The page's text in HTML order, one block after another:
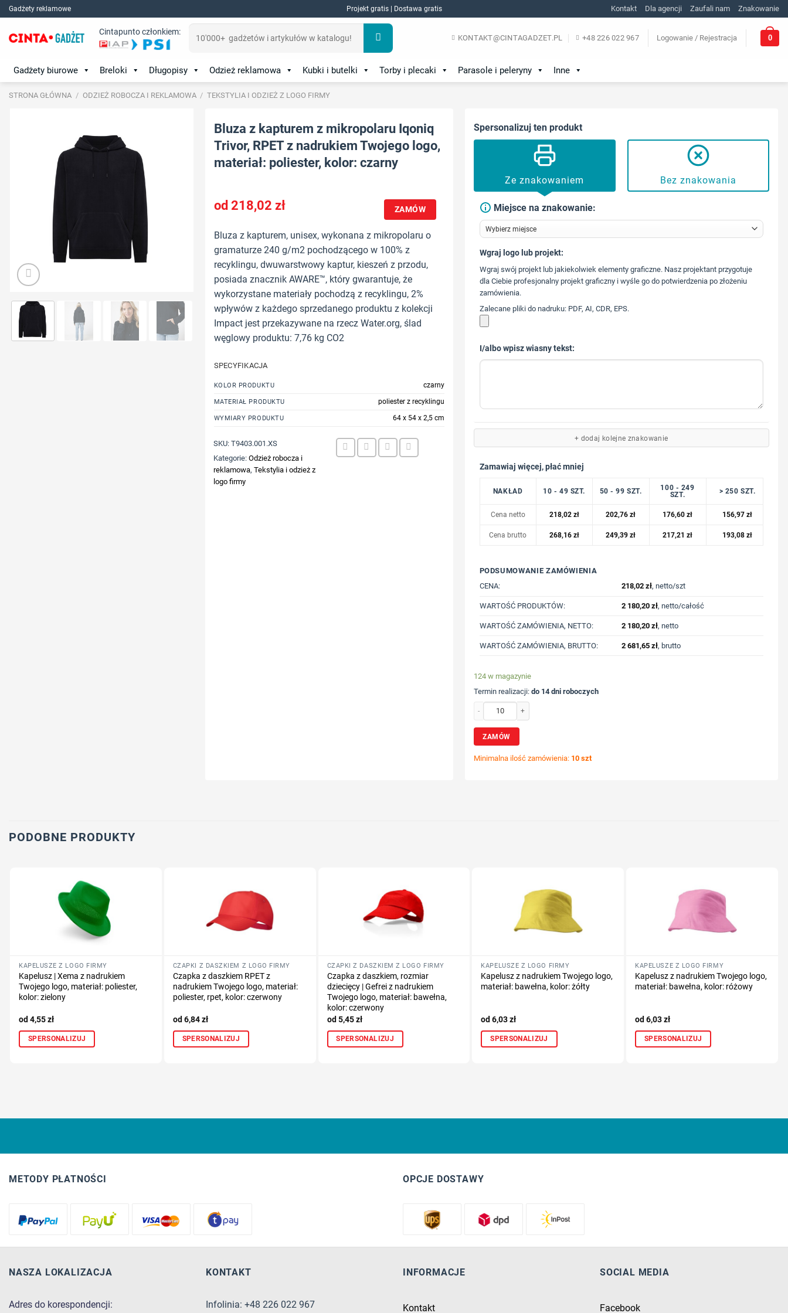
Skip
to
content
Gadżety reklamowe Projekt gratis | Dostawa gratis Kontakt Dla agencji Zaufali nam Znakowanie
Cintapunto członkiem:
KONTAKT@CINTAGADZET.PL +48 226 022 967 Logowanie / Rejestracja 0
Gadżety biurowe Breloki Długopisy Odzież reklamowa Kubki i butelki Torby i plecaki Parasole i peleryny Inne
STRONA GŁÓWNA / ODZIEŻ ROBOCZA I REKLAMOWA / TEKSTYLIA I ODZIEŻ Z LOGO FIRMY
Bluza z kapturem z mikropolaru Iqoniq
Trivor, RPET z nadrukiem Twojego logo,
materiał: poliester, kolor: czarny
218,02 zł ZAMÓW
Bluza z kapturem, unisex, wykonana z mikropolaru o
gramaturze 240 g/m2 pochodzącego w 100% z
recyklingu, dwuwarstwowy kaptur, kieszeń z przodu,
posiada znacznik AWARE™, który gwarantuje, że
wykorzystane materiały pochodzą z recyklingu, 2%
wpływów z każdego sprzedanego produktu z kolekcji
Impact jest przekazywane na rzecz Water.org, ślad
węglowy produktu: 7,76 kg CO2
SPECYFIKACJA
KOLOR PRODUKTU czarny
MATERIAŁ PRODUKTU poliester z recyklingu
WYMIARY PRODUKTU 64 x 54 x 2,5 cm
SKU:T9403.001.XS
Kategorie:Odzież robocza i
reklamowa,Tekstylia i odzież z
logo firmy
Spersonalizuj ten produkt
Ze znakowaniem Bez znakowania
Miejsce na znakowanie:
573 568 217
Wgraj logo lub projekt:
Wgraj swój projekt lub jakiekolwiek elementy graficzne. Nasz projektant przygotuje
dla Ciebie profesjonalny projekt graficzny i wyśle go do potwierdzenia po złożeniu
zamówienia.
Zalecane pliki do nadruku: PDF, AI, CDR, EPS.
I/albo wpisz wiasny tekst:
+ dodaj kolejne znakowanie
Zamawiaj więcej, płać mniej
NAKŁAD 10 - 49 SZT. 50 - 99 SZT.
100 - 249
SZT.
> 250 SZT.
Cena netto 218,02 zł 202,76zł 176,60zł 156,97zł
Cena brutto 268,16 zł 249,39zł 217,21zł 193,08zł
PODSUMOWANIE ZAMÓWIENIA
CENA:
218,02 zł, netto/szt
WARTOŚĆ PRODUKTÓW: 2 180,20 zł, netto/całość
WARTOŚĆ ZAMÓWIENIA, NETTO: 2 180,20 zł, netto
WARTOŚĆ ZAMÓWIENIA, BRUTTO: 2 681,65 zł, brutto
124 w magazynie
Termin realizacji: do 14 dni roboczych
ilość Bluza z kapturem z mikropolaru Iqoniq Trivor, RPET z nadrukiem Twojego logo, materiał:
ZAMÓW
Minimalna ilość zamówienia: 10 szt
PODOBNE PRODUKTY
KAPELUSZE Z LOGO FIRMY
Kapelusz | Xema z nadrukiem
Twojego logo, materiał: poliester,
kolor: zielony
4,55zł
SPERSONALIZUJ
CZAPKI Z DASZKIEM Z LOGO FIRMY
Czapka z daszkiem RPET z
nadrukiem Twojego logo, materiał:
poliester, rpet, kolor: czerwony
6,84zł
SPERSONALIZUJ
CZAPKI Z DASZKIEM Z LOGO FIRMY
Czapka z daszkiem, rozmiar
dziecięcy | Gefrei z nadrukiem
Twojego logo, materiał: bawełna,
kolor: czerwony
5,45zł
SPERSONALIZUJ
KAPELUSZE Z LOGO FIRMY
Kapelusz z nadrukiem Twojego logo,
materiał: bawełna, kolor: żółty
6,03zł
SPERSONALIZUJ
KAPELUSZE Z LOGO FIRMY
Kapelusz z nadrukiem Twojego logo,
materiał: bawełna, kolor: różowy
6,03zł
SPERSONALIZUJ
METODY PŁATNOŚCI OPCJE DOSTAWY
NASZA LOKALIZACJA
Adres do korespondencji:
KONTAKT
Infolinia: +48 226 022 967
INFORMACJE
Kontakt
SOCIAL MEDIA
Facebook